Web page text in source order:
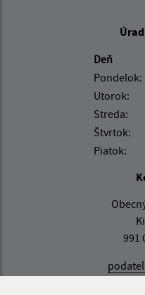
Deň
Pondelok:
Utorok:
Streda:
Štvrtok:
Piatok:
991